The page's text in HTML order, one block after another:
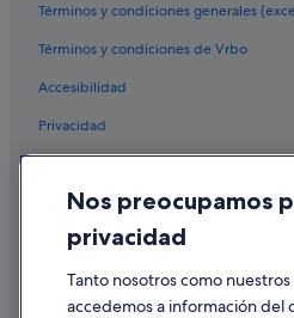
Términos y condiciones generales
Términos y condiciones de Vrbo
Accesibilidad
Privacidad
Condiciones de uso
Información legal/contacto
Pautas sobre el contenido y cómo
Nos preocupamos
privacidad
Tanto nosotros como nuestros
accedemos a información del